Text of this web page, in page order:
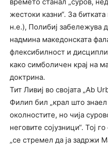
жестоки казни“. За
н.е.), Полибиј забележува
надмина македонската
флексибилност и
како симболичен крај на
доктрина.
Тит Ливиј во својата „Ab
Филип бил „крал што
околностите, но чија
неговите сојузници“. Тој
„се стремел да ја задржи